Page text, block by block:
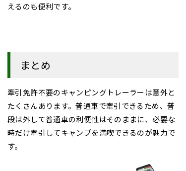
えるのも便利です。
まとめ
牽引免許不要のキャンピングトレーラーは意外と
たくさんあります。普通車で牽引できるため、普
段は外して普通車の利便性はそのままに、必要な
時だけ牽引してキャンプを満喫できるのが魅力で
す。